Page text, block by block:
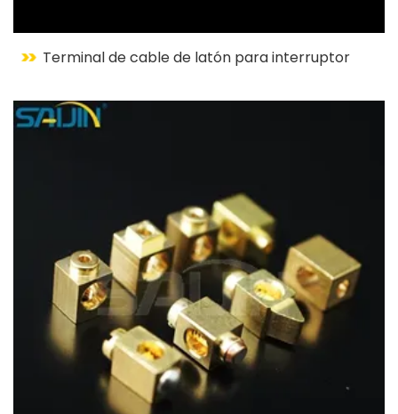
Terminal de cable de latón para interruptor